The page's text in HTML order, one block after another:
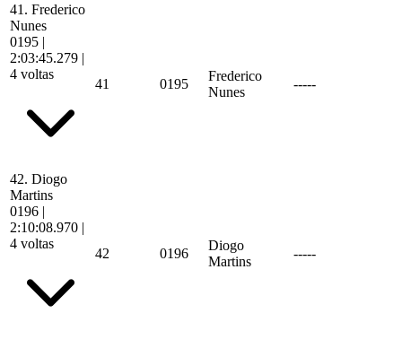
41. Frederico
Nunes
0195 |
2:03:45.279 |
4 voltas
41 0195
Frederico
Nunes
-----
42. Diogo
Martins
0196 |
2:10:08.970 |
4 voltas
42 0196
Diogo
Martins
-----